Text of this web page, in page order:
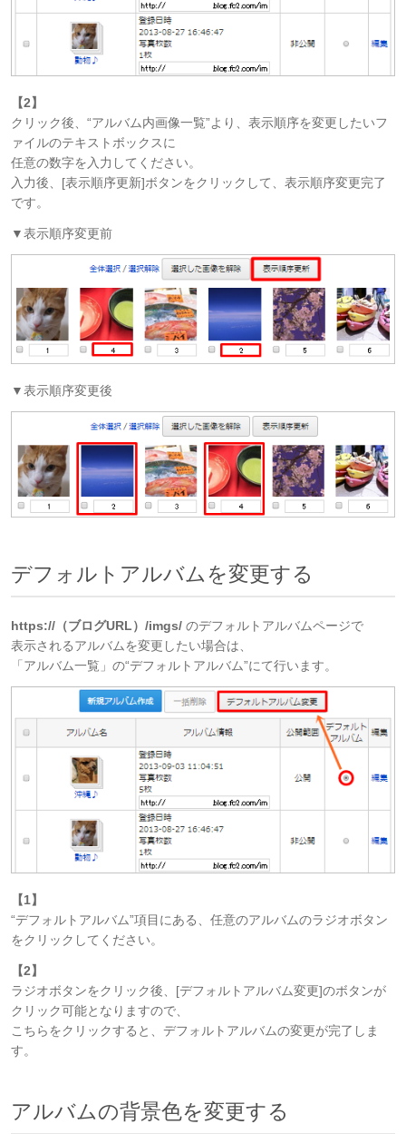
【2】
クリック後、“アルバム内画像一覧”より、表示順序を変更したいフ
ァイルのテキストボックスに
任意の数字を入力してください。
入力後、[表示順序更新]ボタンをクリックして、表示順序変更完了
です。
▼表示順序変更前
▼表示順序変更後
デフォルトアルバムを変更する
https://（ブログURL）/imgs/ のデフォルトアルバムページで
表示されるアルバムを変更したい場合は、
「アルバム一覧」の“デフォルトアルバム”にて行います。
【1】
“デフォルトアルバム”項目にある、任意のアルバムのラジオボタン
をクリックしてください。
【2】
ラジオボタンをクリック後、[デフォルトアルバム変更]のボタンが
クリック可能となりますので、
こちらをクリックすると、デフォルトアルバムの変更が完了しま
す。
アルバムの背景色を変更する